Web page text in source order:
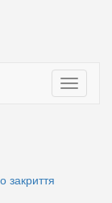
Toggle